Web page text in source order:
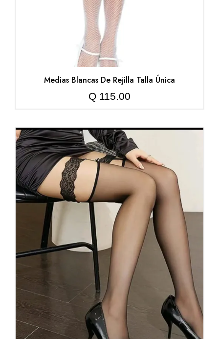
Medias Blancas De Rejilla Talla Única
Q 115.00